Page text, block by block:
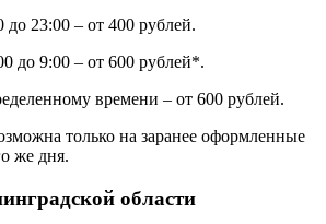
до 23:00 – от 400 рублей.
до 9:00 – от 600 рублей*.
времени – от 600 рублей.
только на заранее оформленные
же дня.
области